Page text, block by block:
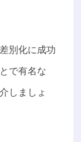
別化に成功
で有名な
しましょ